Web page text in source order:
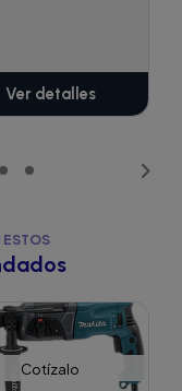
Ver detalles
ESTOS
Cotízalo